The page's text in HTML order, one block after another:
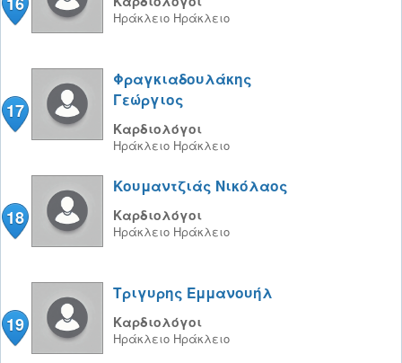
Ηράκλειο Ηράκλειο
17
Φραγκιαδουλάκης
Γεώργιος
Καρδιολόγοι
Ηράκλειο Ηράκλειο
18
Κουμαντζιάς Νικόλαος
Καρδιολόγοι
Ηράκλειο Ηράκλειο
19
Τριγυρης Εμμανουήλ
Καρδιολόγοι
Ηράκλειο Ηράκλειο